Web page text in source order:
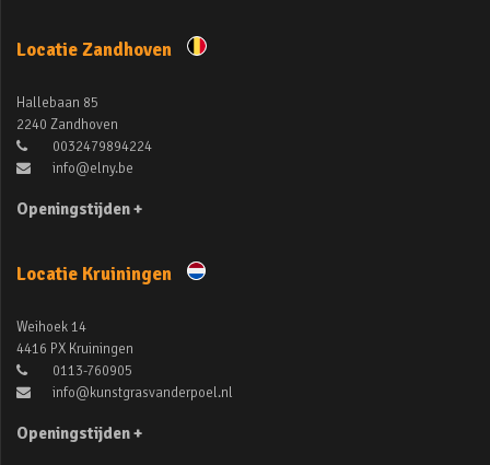
Locatie Zandhoven
Hallebaan 85
2240 Zandhoven
0032479894224
info@elny.be
Openingstijden +
Locatie Kruiningen
Weihoek 14
4416 PX Kruiningen
0113-760905
info@kunstgrasvanderpoel.nl
Openingstijden +